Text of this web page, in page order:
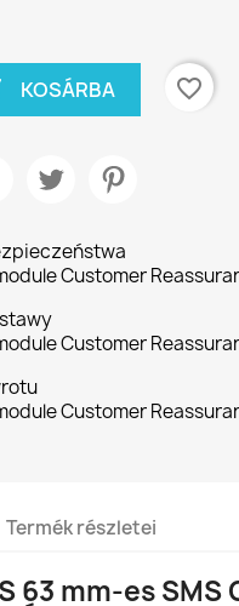
KOSÁRBA favorite_border
Customer
Customer
Customer
Termék részletei
63 mm-es SMS